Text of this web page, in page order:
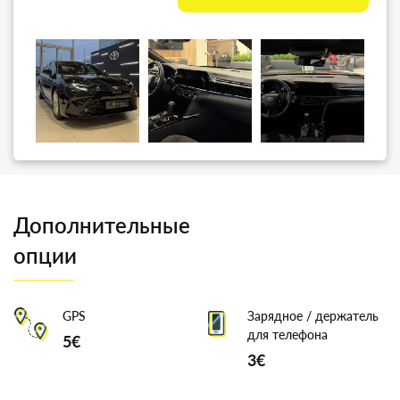
Дополнительные
опции
GPS
5€
Зарядное / держатель
для телефона
3€